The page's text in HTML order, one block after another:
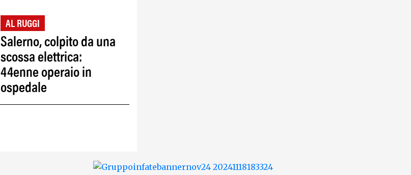
AL RUGGI
Salerno, colpito da una
scossa elettrica:
44enne operaio in
ospedale